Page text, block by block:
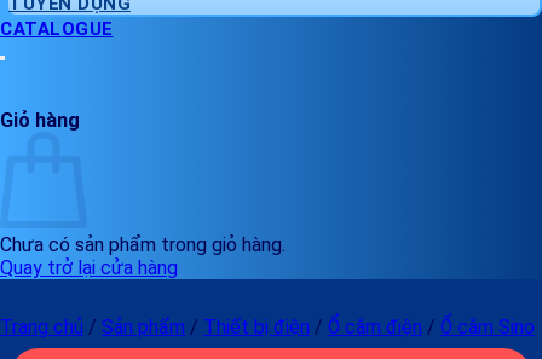
CATALOGUE
Giỏ hàng
Chưa có sản phẩm trong giỏ hàng.
Quay trở lại cửa hàng
Trang chủ / Sản phẩm / Thiết bị điện / Ổ cắm điện / Ổ cắm Sino